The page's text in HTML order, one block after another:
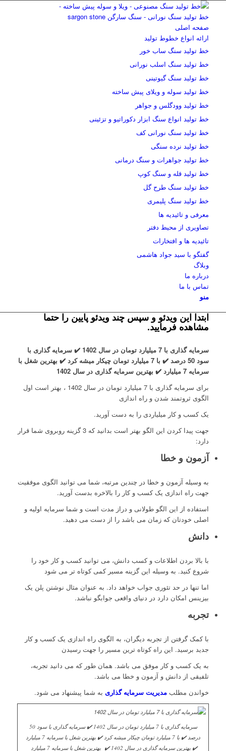
صفحه اصلی
ارائه انواع خطوط تولید
خط تولید سنگ ساب خور
خط تولید سنگ اسلب نورانی
خط تولید سنگ گیوتینی
خط تولید سوله و ویلای پیش ساخته
خط تولید وودگلس و جواهر
خط تولید انواع سنگ ابزار دکوراتیو و تزئینی
خط تولید سنگ نورانی کف
خط تولید نرده سنگی
خط تولید جواهرات و سنگ درمانی
خط تولید قله و سنگ کوپ
خط تولید سنگ طرح گل
خط تولید سنگ پلیمری
معرفی و تائیدیه ها
تصاویری از محیط دفتر
تائیدیه ها و افتخارات
گفتگو با سید جواد هاشمی
وبلاگ
درباره ما
تماس با ما
منو
ابتدا این ویدئو و سپس چند ویدئو پایین را حتما
مشاهده فرمایید.
سرمایه گذاری با 7 میلیارد تومان در سال 1402 ✔️ سرمایه گذاری با
سود 50 درصد ✔️ با 7 میلیارد تومان چیکار میشه کرد ✔️ بهترین شغل با
سرمایه 7 میلیارد ✔️ بهترین سرمایه گذاری در سال 1402
برای سرمایه گذاری با 7 میلیارد تومان در سال 1402 ، بهتر است اول
الگوی ثروتمند شدن و راه اندازی
یک کسب و کار میلیاردی را به دست آورید.
جهت پیدا کردن این الگو بهتر است بدانید که 3 گزینه روبروی شما قرار
دارد:
آزمون و خطا
به وسیله آزمون و خطا در چندین مرتبه، شما می توانید الگوی موفقیت
جهت راه اندازی یک کسب و کار را بالاخره بدست آورید.
استفاده از این الگو طولانی و دراز مدت است و شما سرمایه اولیه و
اصلی خودتان که زمان می باشد را از دست می دهید.
دانش
با بالا بردن اطلاعات و کسب دانش، می توانید کسب و کار خود را
شروع کنید. به وسیله این گزینه مسیر کمی کوتاه تر می شود
اما تنها در حد تئوری جواب خواهد داد. به عنوان مثال نوشتن پلن یک
بیزینس امکان دارد در دنیای واقعی جوابگو نباشد.
تجربه
با کمک گرفتن از تجربه دیگران، به الگوی راه اندازی یک کسب و کار
جدید برسید. این راه کوتاه ترین مسیر را جهت رسیدن
به یک کسب و کار موفق می باشد. همان طور که می دانید تجربه،
تلفیقی از دانش و آزمون و خطا می باشد.
خواندن مطلب مدیریت سرمایه گذاری به شما پیشنهاد می شود.
سرمایه گذاری با 7 میلیارد تومان در سال 1402 ✔️ سرمایه گذاری با سود 50
درصد ✔️ با 7 میلیارد تومان چیکار میشه کرد ✔️ بهترین شغل با سرمایه 7 میلیارد
✔️ بهترین سرمایه گذاری در سال 1402 ✔️ بهترین شغل با سرمایه 7 میلیارد